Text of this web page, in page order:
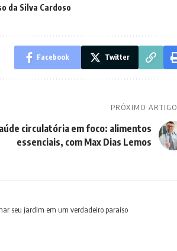
da Silva Cardoso
Facebook Twitter
PRÓXIMO ARTIGO
circulatória em foco: alimentos
essenciais, com Max Dias Lemos
seu jardim em um verdadeiro paraíso